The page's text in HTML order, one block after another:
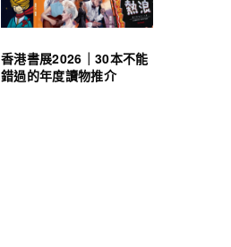
香港書展2026｜30本不能
錯過的年度讀物推介